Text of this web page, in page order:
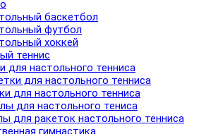
баскетбол
футбол
хоккей
теннис
для настольного тенниса
для настольного тенниса
для настольного тенниса
для настольного тениса
для ракеток настольного тенниса
гимнастика